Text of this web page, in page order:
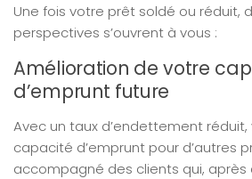
Une fois votre prêt soldé ou réduit,
perspectives s’ouvrent à vous :
Amélioration de votre
d’emprunt future
Avec un taux d’endettement
capacité d’emprunt pour d’autres
accompagné des clients qui, après